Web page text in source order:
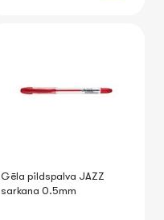
Gēla pildspalva JAZZ
sarkana 0.5mm